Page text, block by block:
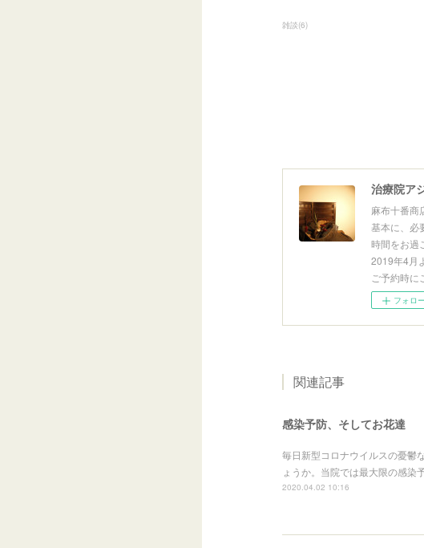
雑談(6)
治療院ア
麻布十番商
基本に、必
時間をお過
2019年4月
ご予約時に
フォロー
関連記事
感染予防、そしてお花達
毎日新型コロナウイルスの憂鬱
ょうか。当院では最大限の感染
2020.04.02 10:16